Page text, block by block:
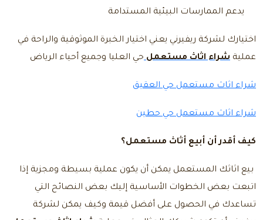
يدعم الممارسات البيئية المستدامة
اختيارك لشركة ريفيرني يعني اختيار الخبرة الموثوقية والراحة في
عملية شراء اثاث مستعملحي العليا وجميع أحياء الرياض
شراء اثاث مستعمل حي العقيق
شراء اثاث مستعمل حي حطين
كيف أقدر أن أبيع أثاث مستعمل؟
بيع اثاثك المستعمل يمكن أن يكون عملية بسيطة ومجزية إذا
اتبعت بعض الخطوات الأساسية إليك بعض النصائح التي
تساعدك في الحصول على أفضل قيمة وكيف يمكن لشركة